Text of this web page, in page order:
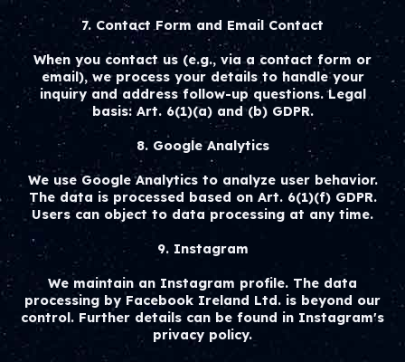
7. Contact Form and Email Contact
When you contact us (e.g., via a contact form or
email), we process your details to handle your
inquiry and address follow-up questions. Legal
basis: Art. 6(1)(a) and (b) GDPR.
8. Google Analytics
We use Google Analytics to analyze user behavior.
The data is processed based on Art. 6(1)(f) GDPR.
Users can object to data processing at any time.
9. Instagram
We maintain an Instagram profile. The data
processing by Facebook Ireland Ltd. is beyond our
control. Further details can be found in Instagram's
privacy policy.